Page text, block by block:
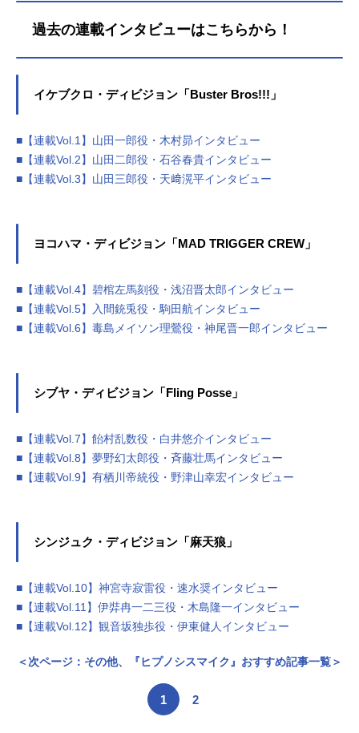
過去の連載インタビューはこちらから！
イケブクロ・ディビジョン「Buster Bros!!!」
■【連載Vol.1】山田一郎役・木村昴インタビュー
■【連載Vol.2】山田二郎役・石谷春貴インタビュー
■【連載Vol.3】山田三郎役・天﨑滉平インタビュー
ヨコハマ・ディビジョン「MAD TRIGGER CREW」
■【連載Vol.4】碧棺左馬刻役・浅沼晋太郎インタビュー
■【連載Vol.5】入間銃兎役・駒田航インタビュー
■【連載Vol.6】毒島メイソン理鶯役・神尾晋一郎インタビュー
シブヤ・ディビジョン「Fling Posse」
■【連載Vol.7】飴村乱数役・白井悠介インタビュー
■【連載Vol.8】夢野幻太郎役・斉藤壮馬インタビュー
■【連載Vol.9】有栖川帝統役・野津山幸宏インタビュー
シンジュク・ディビジョン「麻天狼」
■【連載Vol.10】神宮寺寂雷役・速水奨インタビュー
■【連載Vol.11】伊弉冉一二三役・木島隆一インタビュー
■【連載Vol.12】観音坂独歩役・伊東健人インタビュー
＜次ページ：その他、『ヒプノシスマイク』おすすめ記事一覧＞
1 2